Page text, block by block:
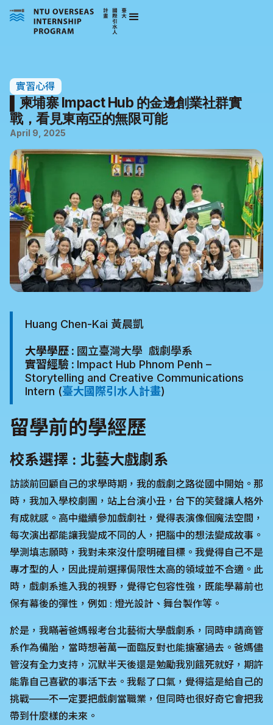
實習心得
▌柬埔寨 Impact Hub 的金邊創業社群實
戰，看見東南亞的無限可能
April 9, 2025
Huang Chen-Kai 黃晨凱
大學學歷 : 國立臺灣大學 戲劇學系
實習經驗 : Impact Hub Phnom Penh –
Storytelling and Creative Communications
Intern (臺大國際引水人計畫)
留學前的學經歷
校系選擇 : 北藝大戲劇系
訪談前回顧自己的求學時期，我的戲劇之路從國中開始。那
時，我加入學校劇團，站上台演小丑，台下的笑聲讓人格外
有成就感。高中繼續參加戲劇社，覺得表演像個魔法空間，
每次演出都能讓我變成不同的人，把腦中的想法變成故事。
學測填志願時，我對未來沒什麼明確目標。我覺得自己不是
專才型的人，因此提前選擇侷限性太高的領域並不合適。此
時，戲劇系進入我的視野，覺得它包容性強，既能學幕前也
保有幕後的彈性，例如 : 燈光設計、舞台製作等。
於是，我瞞著爸媽報考台北藝術大學戲劇系，同時申請商管
系作為備胎，當時想著萬一面臨反對也能搪塞過去。爸媽儘
管沒有全力支持，沉默半天後還是勉勵我別餓死就好，期許
能靠自己喜歡的事活下去。我鬆了口氣，覺得這是給自己的
挑戰——不一定要把戲劇當職業，但同時也很好奇它會把我
帶到什麼樣的未來。